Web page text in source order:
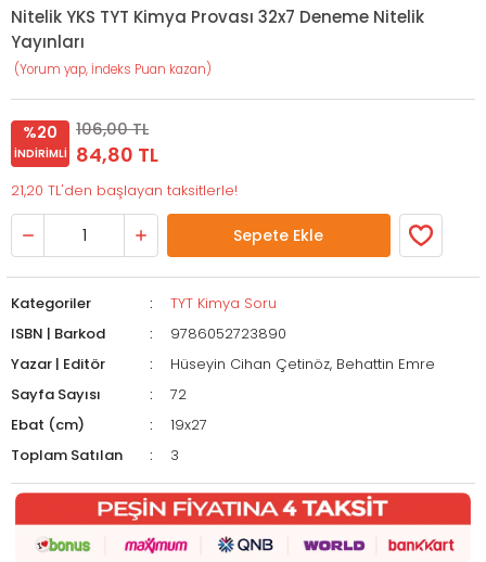
Nitelik YKS TYT Kimya Provası 32x7 Deneme Nitelik
Yayınları
(Yorum yap, İndeks Puan kazan)
%20
İNDIRIMLI
106,00 TL
84,80 TL
21,20 TL'den başlayan taksitlerle!
Sepete Ekle
Kategoriler
TYT Kimya Soru
ISBN | Barkod
9786052723890
Yazar | Editör
Hüseyin Cihan Çetinöz, Behattin Emre
Sayfa Sayısı
72
Ebat (cm)
19x27
Toplam Satılan
3